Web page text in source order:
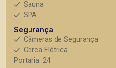
Sauna
SPA
Segurança
Câmeras de Segurança
Cerca Elétrica
Portaria: 24